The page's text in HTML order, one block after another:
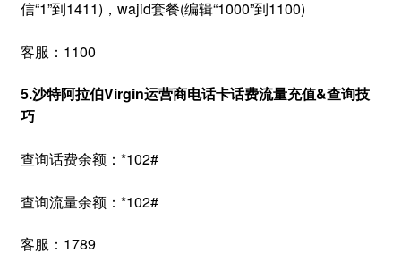
信“1”到1411)，wajid套餐(编辑“1000”到1100)
客服：1100
5.沙特阿拉伯Virgin运营商电话卡话费流量充值&查询技
巧
查询话费余额：*102#
查询流量余额：*102#
客服：1789